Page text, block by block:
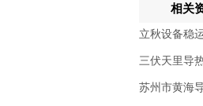
相关
立秋设备稳
三伏天里导
苏州市黄海